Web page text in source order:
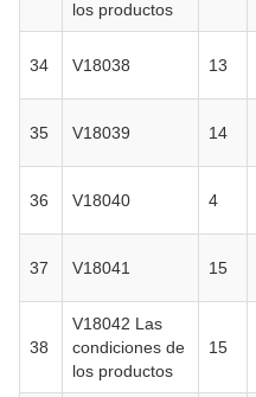
los productos
34 V18038 13
35 V18039 14
36 V18040 4
37 V18041 15
38
V18042 Las
condiciones de
los productos
15